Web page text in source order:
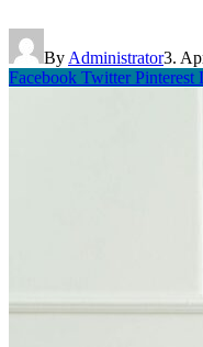
By Administrator3.
Facebook Twitter Pinterest